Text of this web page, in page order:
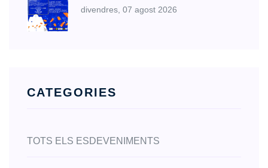
divendres, 07 agost 2026
CATEGORIES
TOTS ELS ESDEVENIMENTS